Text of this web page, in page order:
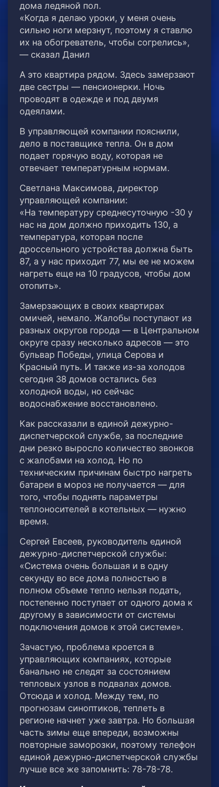
дома ледяной пол.
«Когда я делаю уроки, у меня очень
сильно ноги мерзнут, поэтому я ставлю
их на обогреватель, чтобы согрелись»,
— сказал Данил
А это квартира рядом. Здесь замерзают
две сестры — пенсионерки. Ночь
проводят в одежде и под двумя
одеялами.
В управляющей компании пояснили,
дело в поставщике тепла. Он в дом
подает горячую воду, которая не
отвечает температурным нормам.
Светлана Максимова, директор
управляющей компании:
«На температуру среднесуточную -30 у
нас на дом должно приходить 130, а
температура, которая после
дроссельного устройства должна быть
87, а у нас приходит 77, мы ее не можем
нагреть еще на 10 градусов, чтобы дом
отопить».
Замерзающих в своих квартирах
омичей, немало. Жалобы поступают из
разных округов города — в Центральном
округе сразу несколько адресов — это
бульвар Победы, улица Серова и
Красный путь. И также из-за холодов
сегодня 38 домов остались без
холодной воды, но сейчас
водоснабжение восстановлено.
Как рассказали в единой дежурно-
диспетчерской службе, за последние
дни резко выросло количество звонков
с жалобами на холод. Но по
техническим причинам быстро нагреть
батареи в мороз не получается — для
того, чтобы поднять параметры
теплоносителей в котельных — нужно
время.
Сергей Евсеев, руководитель единой
дежурно-диспетчерской службы:
«Система очень большая и в одну
секунду во все дома полностью в
полном объеме тепло нельзя подать,
постепенно поступает от одного дома к
другому в зависимости от системы
подключения домов к этой системе».
Зачастую, проблема кроется в
управляющих компаниях, которые
банально не следят за состоянием
тепловых узлов в подвалах домов.
Отсюда и холод. Между тем, по
прогнозам синоптиков, теплеть в
регионе начнет уже завтра. Но большая
часть зимы еще впереди, возможны
повторные заморозки, поэтому телефон
единой дежурно-диспетчерской службы
лучше все же запомнить: 78-78-78.